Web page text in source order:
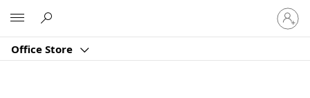
Office Store
登
入
您